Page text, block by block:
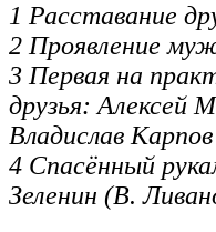
1 Расставание
2 Проявление
3 Первая на
друзья: Алексей
Владислав
4 Спасённый
Зеленин (В.